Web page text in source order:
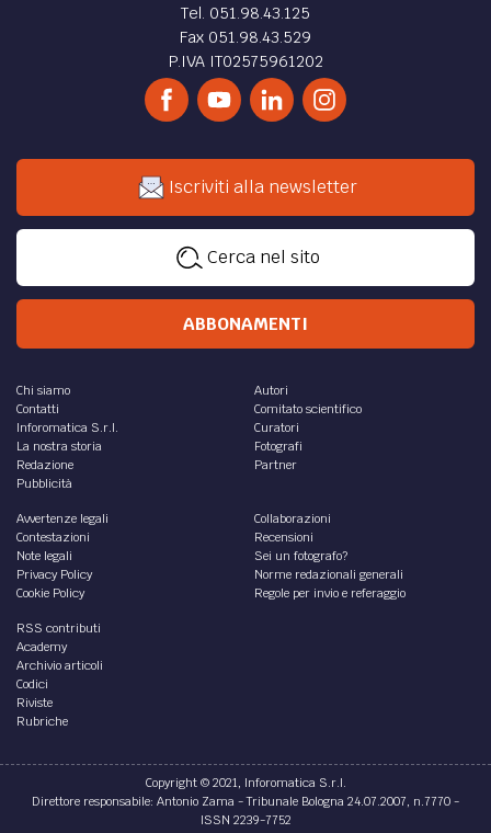
Tel. 051.98.43.125
Fax 051.98.43.529
P.IVA IT02575961202
Iscriviti alla newsletter
Cerca nel sito
ABBONAMENTI
Chi siamo
Contatti
Inforomatica S.r.l.
La nostra storia
Redazione
Pubblicità
Autori
Comitato scientifico
Curatori
Fotografi
Partner
Avvertenze legali
Contestazioni
Note legali
Privacy Policy
Cookie Policy
Collaborazioni
Recensioni
Sei un fotografo?
Norme redazionali generali
Regole per invio e referaggio
RSS contributi
Academy
Archivio articoli
Codici
Riviste
Rubriche
Copyright © 2021, Inforomatica S.r.l.
Direttore responsabile: Antonio Zama - Tribunale Bologna 24.07.2007, n.7770 -
ISSN 2239-7752